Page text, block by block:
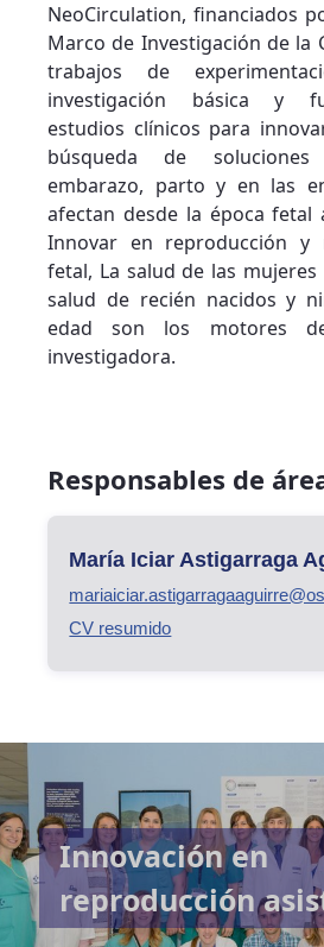
NeoCirculation, financiados
Marco de Investigación de la
trabajos de
investigación básica y
estudios clínicos para
búsqueda de
embarazo, parto y en las
afectan desde la época fetal
Innovar en reproducción y
fetal, La salud de las mujeres
salud de recién nacidos y
edad son los motores
investigadora.
Responsables de
María Iciar Astigarraga
CV resumido
Innovación en
reproducción